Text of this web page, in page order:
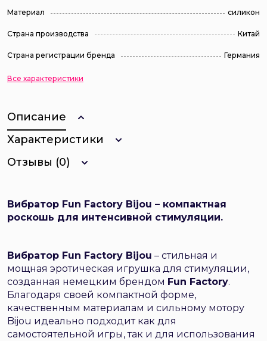
Материал силикон
Страна производства Китай
Страна регистрации бренда Германия
Все характеристики
Описание
Характеристики
Отзывы (0)
Вибратор Fun Factory Bijou – компактная
роскошь для интенсивной стимуляции.
Вибратор Fun Factory Bijou – стильная и
мощная эротическая игрушка для стимуляции,
созданная немецким брендом Fun Factory.
Благодаря своей компактной форме,
качественным материалам и сильному мотору
Bijou идеально подходит как для
самостоятельной игры, так и для использования